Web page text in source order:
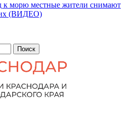
к морю местные жители снимают
(ВИДЕО)